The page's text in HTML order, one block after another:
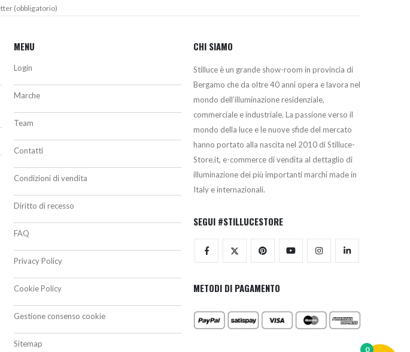
(obbligatorio)
MENU
Login
Marche
Team
Contatti
Condizioni di vendita
Diritto di recesso
FAQ
Privacy Policy
Cookie Policy
Gestione consenso cookie
Sitemap
CHI SIAMO
Stilluce è un grande show-room in provincia di
Bergamo che da oltre 40 anni opera e lavora nel
mondo dell’illuminazione residenziale,
commerciale e industriale. La passione verso il
mondo della luce e le nuove sfide del mercato
hanno portato alla nascita nel 2010 di Stilluce-
Store.it, e-commerce di vendita al dettaglio di
illuminazione dei più importanti marchi made in
Italy e internazionali.
SEGUI #STILLUCESTORE
METODI DI PAGAMENTO
0